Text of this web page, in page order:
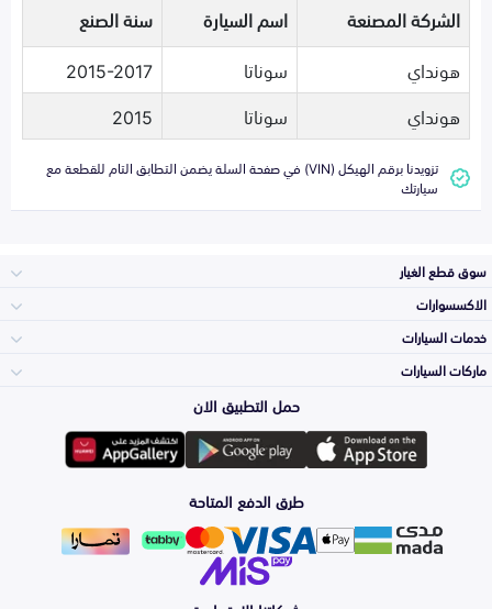
الشركة المصنعة اسم السيارة
سنة الصنع
هونداي
سوناتا
2015-2017
هونداي
سوناتا 2015
تزويدنا برقم الهيكل (VIN) في صفحة السلة يضمن التطابق التام للقطعة مع
سيارتك
سوق قطع الغيار
المكائن، القيرات
وملحقاتها
الشمعات
والاصطبات (الاضاءة)
الفرامل والأقمشة
الاكسسوارات
لوازم الرحلات
اكسسوارات العناية
خدمات السيارات
الأكثر مبيعاً
التلميع والعناية
ماركات السيارات
تويوتا
هيونداي
حمل التطبيق الان
طرق الدفع المتاحة